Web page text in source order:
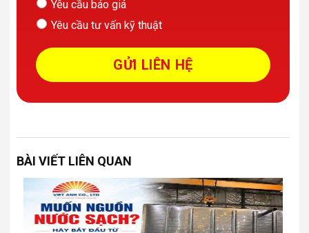
Yêu cầu báo giá
Yêu cầu tư vấn kỹ thuật
BÀI VIẾT LIÊN QUAN